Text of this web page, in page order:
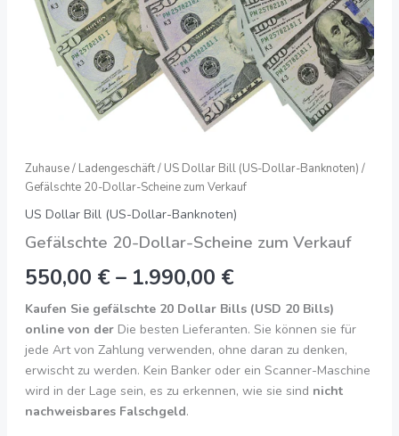
Zuhause/ Ladengeschäft/ US Dollar Bill (US-Dollar-Banknoten) /
Gefälschte 20-Dollar-Scheine zum Verkauf
US Dollar Bill (US-Dollar-Banknoten)
Gefälschte 20-Dollar-Scheine zum Verkauf
550,00 € – 1.990,00 €
Kaufen Sie gefälschte 20 Dollar Bills (USD 20 Bills)
online von der Die besten Lieferanten. Sie können sie für
jede Art von Zahlung verwenden, ohne daran zu denken,
erwischt zu werden. Kein Banker oder ein Scanner-Maschine
wird in der Lage sein, es zu erkennen, wie sie sind nicht
nachweisbares Falschgeld.